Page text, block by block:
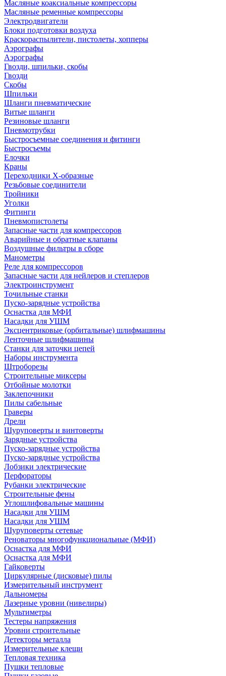
Масляные коаксиальные компрессоры
Масляные ременные компрессоры
Электродвигатели
Блоки подготовки воздуха
Краскораспылители, пистолеты, хопперы
Аэрографы
Аэрографы
Гвозди, шпильки, скобы
Гвозди
Скобы
Шпильки
Шланги пневматические
Витые шланги
Резиновые шланги
Пневмотрубки
Быстросъемные соединения и фитинги
Быстросъемы
Елочки
Краны
Переходники Х-образные
Резьбовые соединители
Тройники
Уголки
Фитинги
Пневмопистолеты
Запасные части для компрессоров
Аварийные и обратные клапаны
Воздушные фильтры в сборе
Манометры
Реле для компрессоров
Запасные части для нейлеров и степлеров
Электроинструмент
Точильные станки
Пуско-зарядные устройства
Оснастка для МФИ
Насадки для УШМ
Эксцентриковые (орбитальные) шлифмашины
Ленточные шлифмашины
Станки для заточки цепей
Наборы инструмента
Штроборезы
Строительные миксеры
Отбойные молотки
Заклепочники
Пилы сабельные
Граверы
Дрели
Шуруповерты и винтоверты
Зарядные устройства
Пуско-зарядные устройства
Пуско-зарядные устройства
Лобзики электрические
Перфораторы
Рубанки электрические
Строительные фены
Углошлифовальные машины
Насадки для УШМ
Насадки для УШМ
Шуруповерты сетевые
Реноваторы многофункциональные (МФИ)
Оснастка для МФИ
Оснастка для МФИ
Гайковерты
Циркулярные (дисковые) пилы
Измерительный инструмент
Дальномеры
Лазерные уровни (нивелиры)
Мультиметры
Тестеры напряжения
Уровни строительные
Детекторы металла
Измерительные клещи
Тепловая техника
Пушки тепловые